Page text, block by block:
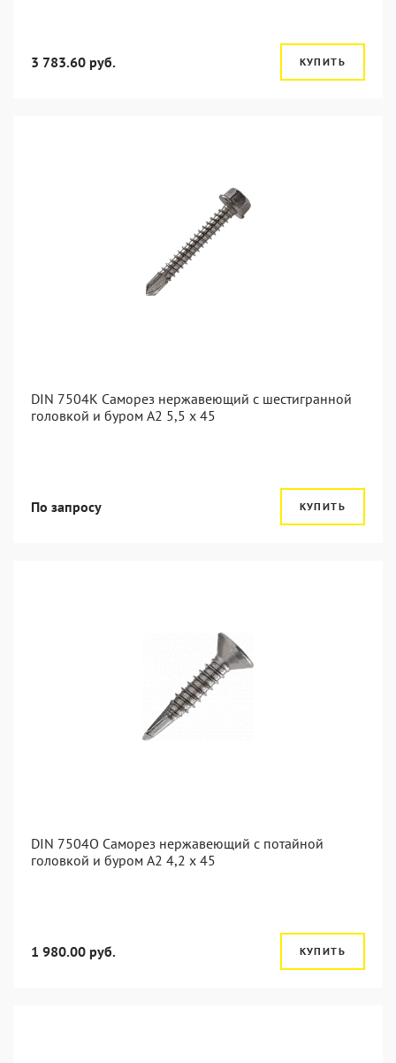
3 783.60 руб. КУПИТЬ
DIN 7504K Саморез нержавеющий с шестигранной
головкой и буром A2 5,5 x 45
По запросу КУПИТЬ
DIN 7504O Саморез нержавеющий с потайной
головкой и буром А2 4,2 x 45
1 980.00 руб. КУПИТЬ